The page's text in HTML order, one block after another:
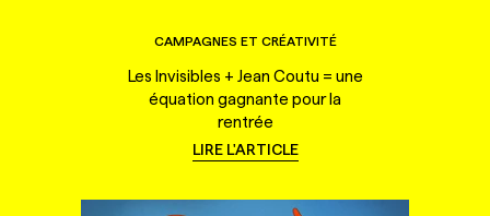
CAMPAGNES ET CRÉATIVITÉ
Les Invisibles + Jean Coutu = une
équation gagnante pour la
rentrée
LIRE L'ARTICLE